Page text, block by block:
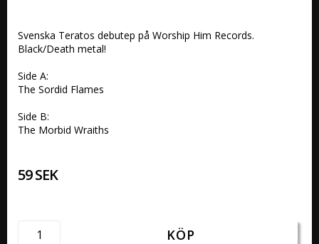
Svenska Teratos debutep på Worship Him Records.
Black/Death metal!
Side A:
The Sordid Flames
Side B:
The Morbid Wraiths
59 SEK
KÖP